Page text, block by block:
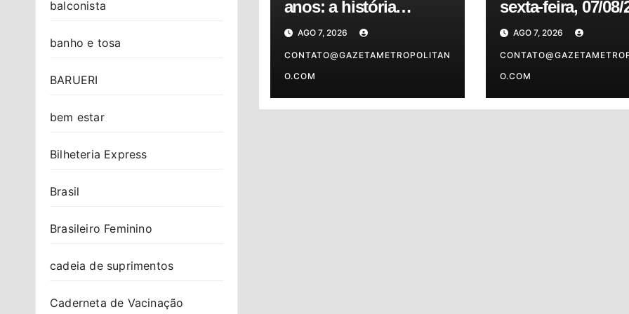
balconista
banho e tosa
BARUERI
bem estar
Bilheteria Express
Brasil
Brasileiro Feminino
cadeia de suprimentos
Caderneta de Vacinação
anos: a história
continua sendo escrita
AGO 7, 2026
CONTATO@GAZETAMETROPOLITAN
O.COM
sexta-feira, 07/08/
confira as
do dia para o seu
signo
AGO 7, 2026
O.COM